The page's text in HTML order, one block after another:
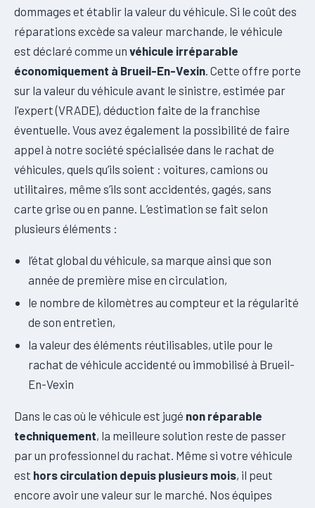
dommages et établir la valeur du véhicule. Si le coût des
réparations excède sa valeur marchande, le véhicule
est déclaré comme un véhicule irréparable
économiquement à Brueil-En-Vexin . Cette offre porte
sur la valeur du véhicule avant le sinistre, estimée par
l'expert (VRADE), déduction faite de la franchise
éventuelle. Vous avez également la possibilité de faire
appel à notre société spécialisée dans le rachat de
véhicules, quels qu’ils soient : voitures, camions ou
utilitaires, même s’ils sont accidentés, gagés, sans
carte grise ou en panne. L’estimation se fait selon
plusieurs éléments :
l’état global du véhicule, sa marque ainsi que son
année de première mise en circulation,
le nombre de kilomètres au compteur et la régularité
de son entretien,
la valeur des éléments réutilisables, utile pour le
rachat de véhicule accidenté ou immobilisé à Brueil-
En-Vexin
Dans le cas où le véhicule est jugé non réparable
techniquement, la meilleure solution reste de passer
par un professionnel du rachat. Même si votre véhicule
est hors circulation depuis plusieurs mois, il peut
encore avoir une valeur sur le marché. Nos équipes